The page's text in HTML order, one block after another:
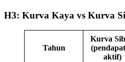
H3: Kurva Kaya vs Kurva
Tahun
Kurva
aktif)